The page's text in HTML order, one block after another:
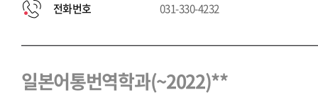
전화번호 031-330-4232
일본어통번역학과(~2022)**